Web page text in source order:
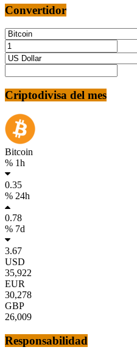
Convertidor
Criptodivisa del mes
Bitcoin
% 1h
0.35
% 24h
0.78
% 7d
3.67
USD
35,922
EUR
30,278
GBP
26,009
Responsabilidad